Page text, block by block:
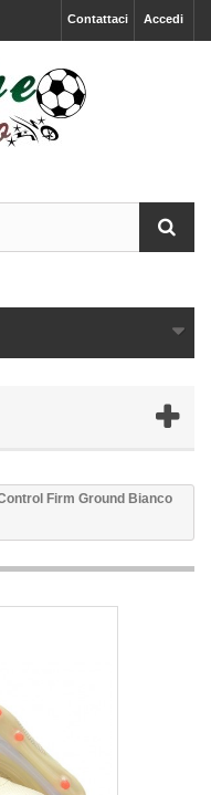
Accedi
Contattaci
Firm Ground Bianco